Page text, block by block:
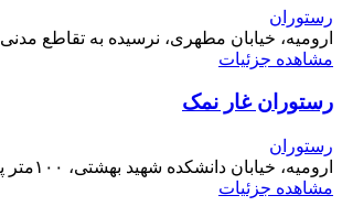
رستوران
ارومیه، خیابان مطهری، نرسیده به تقاطع مدنی
مشاهده جزئیات
رستوران غار نمک
رستوران
ارومیه، خیابان دانشکده شهید بهشتی، ۱۰۰متر پایین تر از تورک مال
مشاهده جزئیات